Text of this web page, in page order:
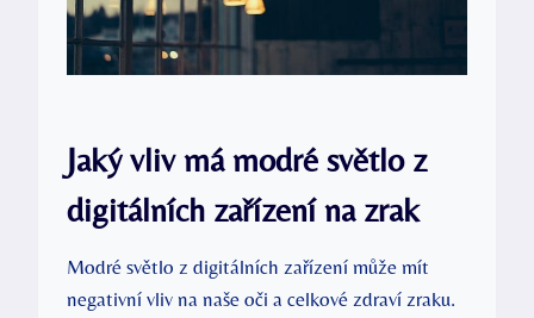
Jaký vliv má modré světlo z
digitálních zařízení na zrak
Modré světlo z digitálních zařízení může mít
negativní vliv na naše oči a celkové zdraví zraku.